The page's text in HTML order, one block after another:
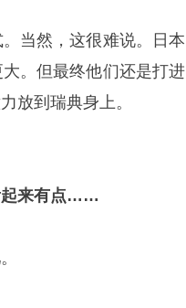
当然，这很难说。日本
。但最终他们还是打进
放到瑞典身上。
起来有点……